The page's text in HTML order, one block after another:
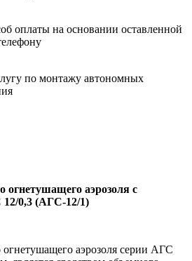
оплаты на основании оставленной
по монтажу автономных
огнетушащего аэрозоля с
0,3 (АГС-12/1)
аэрозоля серии АГС